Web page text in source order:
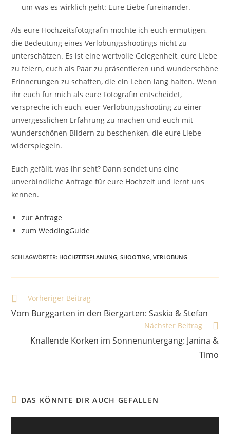
um was es wirklich geht: Eure Liebe füreinander.
Als eure Hochzeitsfotografin möchte ich euch ermutigen,
die Bedeutung eines Verlobungsshootings nicht zu
unterschätzen. Es ist eine wertvolle Gelegenheit, eure Liebe
zu feiern, euch als Paar zu präsentieren und wunderschöne
Erinnerungen zu schaffen, die ein Leben lang halten. Wenn
ihr euch für mich als eure Fotografin entscheidet,
verspreche ich euch, euer Verlobungsshooting zu einer
unvergesslichen Erfahrung zu machen und euch mit
wunderschönen Bildern zu beschenken, die eure Liebe
widerspiegeln.
Euch gefällt, was ihr seht? Dann sendet uns eine
unverbindliche Anfrage für eure Hochzeit und lernt uns
kennen.
zur Anfrage
zum WeddingGuide
SCHLAGWÖRTER: HOCHZEITSPLANUNG, SHOOTING, VERLOBUNG
Weitere
ansehen
Vorheriger Beitrag
Vom Burggarten in den Biergarten: Saskia & Stefan
Nächster Beitrag
Knallende Korken im Sonnenuntergang: Janina &
Timo
DAS KÖNNTE DIR AUCH GEFALLEN